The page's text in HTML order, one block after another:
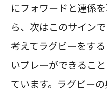
にフォワードと連係
ら、次はこのサイン
考えてラグビーをす
いプレーができるこ
ています。ラグビー